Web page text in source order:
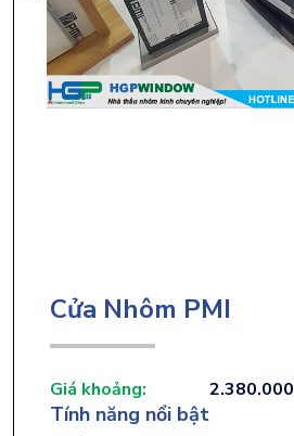
Cửa Nhôm PMI
Giá khoảng: 2.380.000
Tính năng nổi bật